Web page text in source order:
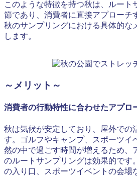
このような特徴を持つ秋は、ルート
節であり、消費者に直接アプローチ
秋のサンプリングにおける具体的な
します。
～メリット～
消費者の行動特性に合わせたアプロ
秋は気候が安定しており、屋外での
す。ゴルフやキャンプ、スポーツイ
然の中で過ごす時間が増えるため、
のルートサンプリングは効果的です
の入り口、スポーツイベントの会場